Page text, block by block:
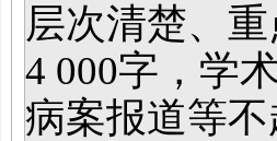
层次清楚、
4 000字，学
病案报道等